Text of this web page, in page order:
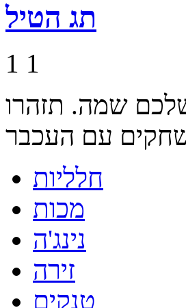
תג הטיל
1 1
שמה. תזהרו
חלליות
מכות
נינג'ה
זירה
טנקים